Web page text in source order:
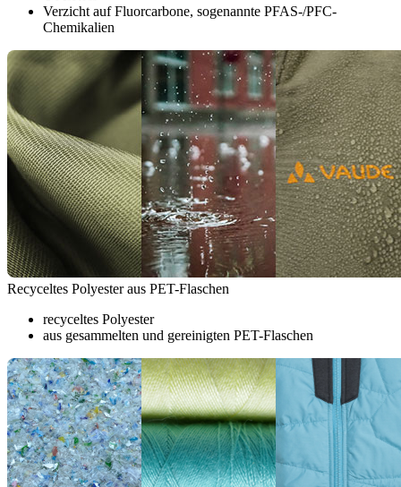
Verzicht auf Fluorcarbone, sogenannte PFAS-/PFC-
Chemikalien
Recyceltes Polyester aus PET-Flaschen
recyceltes Polyester
aus gesammelten und gereinigten PET-Flaschen